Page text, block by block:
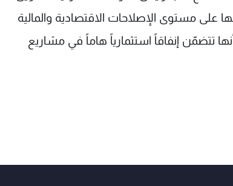
على مستوى الإصلاحات الاقتصادية والمالية
موازنة العام 2012 وأشار إلى أنها تتضمّن إنفاقاً استثمارياً هاماً في مشاريع